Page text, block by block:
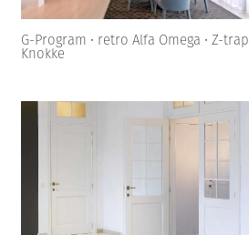
G-Program • retro Alfa Omega • Z-trap
Knokke